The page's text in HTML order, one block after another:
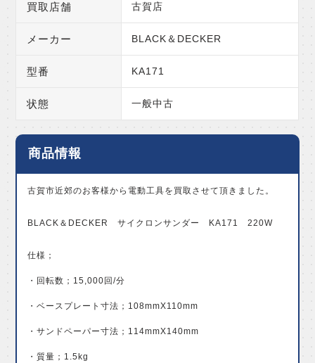
買取店舗 古賀店
メーカー BLACK＆DECKER
型番 KA171
状態 一般中古
商品情報
古賀市近郊のお客様から電動工具を買取させて頂きました。
BLACK＆DECKER サイクロンサンダー KA171 220W
仕様；
・回転数；15,000回/分
・ベースプレート寸法；108mmX110mm
・サンドペーパー寸法；114mmX140mm
・質量；1.5kg